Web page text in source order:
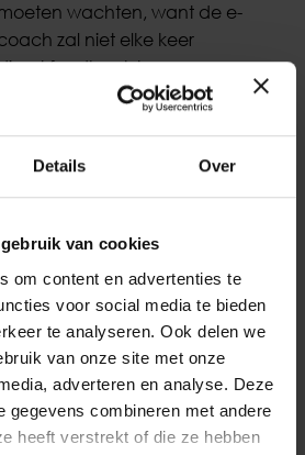
Details Over
van cookies
om content en advertenties te
voor social media te bieden
te analyseren. Ook delen we
van onze site met onze
adverteren en analyse. Deze
gegevens combineren met andere
heeft verstrekt of die ze hebben
wachten, want de e-
zal niet elke keer
feedback kunnen geven.
boete
Goed beleid over balans
tussen werk en privé is
belangrijk